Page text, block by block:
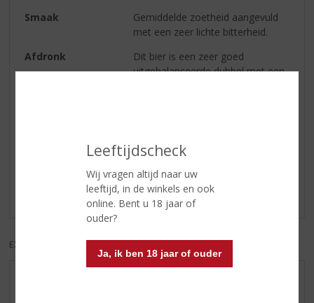
Leeftijdscheck
Wij vragen altijd naar uw
leeftijd, in de winkels en ook
online. Bent u 18 jaar of
ouder?
Ja, ik ben 18 jaar of ouder
Smaak
Gemiddelde zoetheid aangevuld
met een zeer lichte bitterheid.
Afdronk
Dit bier is een zeer goed
uitgebalanceerde dubbel met een
Reviews
Schrijf een review
Er zijn nog geen reviews geplaatst voor dit product
EXCL. BTW